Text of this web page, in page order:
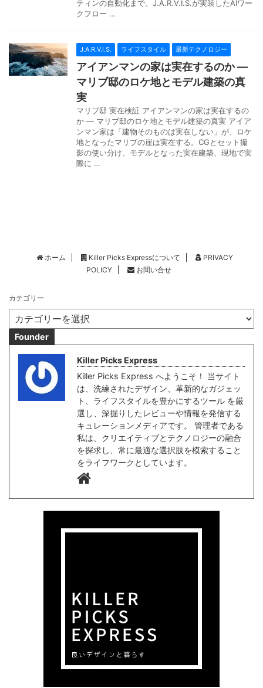
ティンの自動化まで。J.A.R.V.I.S.が実装したAIワー
クフロー …
J.A.R.V.I.S. ライフスタイル 最新テクノロジー
アイアンマンの家は実在するのか —
マリブ邸のロケ地とモデル建築の真
実
マリブ邸 実在検証 アイアンマンの家は実在するの
か — マリブ邸のロケ地とモデル建築の真実 アイア
ンマン家は「建物そのものは実在しない」が、ロケ
地となったマリブの崖は実在する。CGとセット撮
影の使い分け、モデルとなった実在建築、現地で実
際に …
ホーム Killer Picks Expressについて
PRIVACY
POLICY
お問い合せ
カテゴリー
Founder
Killer Picks Express
Killer Picks Express へようこそ！ 当サイト
は、洗練されたデザイン、革新的なガジェッ
ト、ライフスタイルを豊かにするツール を厳
選し、深掘りしたレビューや情報を発信する
キュレーションメディアです。 管理者である
私は、クリエイティブとテクノロジーの融合
を探求し、常に最適な選択肢を模索すること
をライフワークとしています。